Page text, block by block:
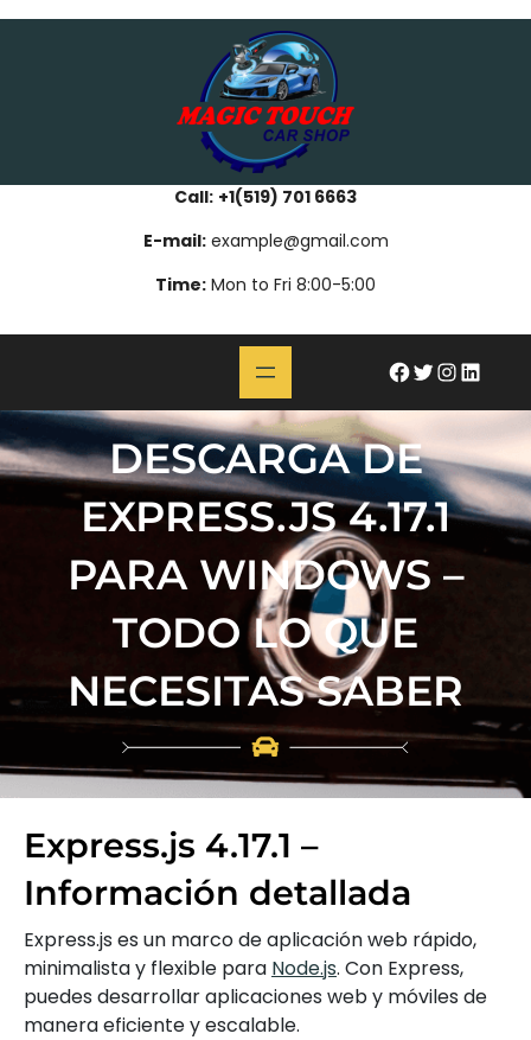
Call: +1(519) 701 6663
E-mail:example@gmail.com
Time: Mon to Fri 8:00-5:00
#Twitter InstagramLinkedIn
DESCARGA DE
EXPRESS.JS 4.17.1
PARA WINDOWS –
TODO LO QUE
NECESITAS SABER
Express.js 4.17.1 –
Información detallada
Express.js es un marco de aplicación web rápido,
minimalista y flexible para Node.js. Con Express,
puedes desarrollar aplicaciones web y móviles de
manera eficiente y escalable.